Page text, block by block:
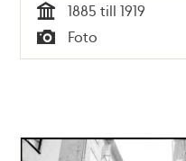
Tid
1885 till 1919
Typ
Foto